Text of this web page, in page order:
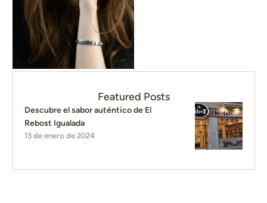
Featured Posts
Descubre el sabor auténtico de El
Rebost Igualada
13 de enero de 2024